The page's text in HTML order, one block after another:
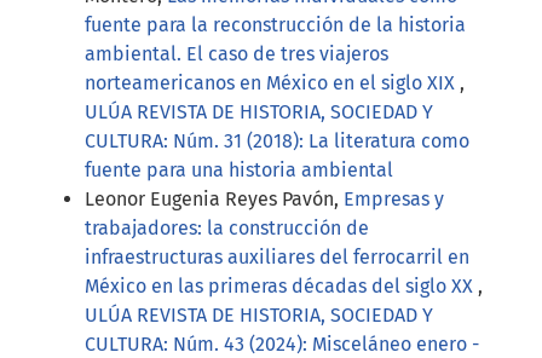
fuente para la reconstrucción de la historia
ambiental. El caso de tres viajeros
norteamericanos en México en el siglo XIX ,
ULÚA REVISTA DE HISTORIA, SOCIEDAD Y
CULTURA: Núm. 31 (2018): La literatura como
fuente para una historia ambiental
Leonor Eugenia Reyes Pavón, Empresas y
trabajadores: la construcción de
infraestructuras auxiliares del ferrocarril en
México en las primeras décadas del siglo XX ,
ULÚA REVISTA DE HISTORIA, SOCIEDAD Y
CULTURA: Núm. 43 (2024): Misceláneo enero -